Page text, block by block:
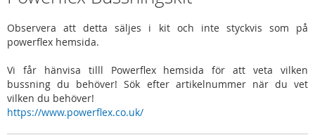
Observera att detta säljes i kit och inte styckvis som på
powerflex hemsida.
Vi får hänvisa tilll Powerflex hemsida för att veta vilken
bussning du behöver! Sök efter artikelnummer när du vet
vilken du behöver!
https://www.powerflex.co.uk/